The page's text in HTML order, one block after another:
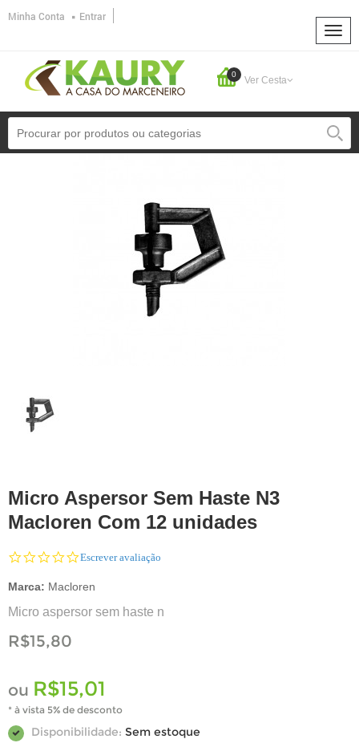
Minha Conta Entrar
0
Ver Cesta
Micro Aspersor Sem Haste N3
Macloren Com 12 unidades
0.0
rating
Escrever avaliação
Marca: Macloren
Micro aspersor sem haste n
R$15,80
ou R$15,01
* à vista 5% de desconto
Disponibilidade: Sem estoque